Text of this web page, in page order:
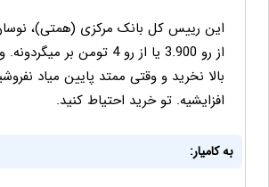
این رییس کل بانک مرکزی (همتی)،
از رو 3.900 یا از رو 4 تومن بر
بالا نخرید و وقتی ممتد پایین میاد
افزایشیه. تو خرید احتیاط کنید.
به کامیار: